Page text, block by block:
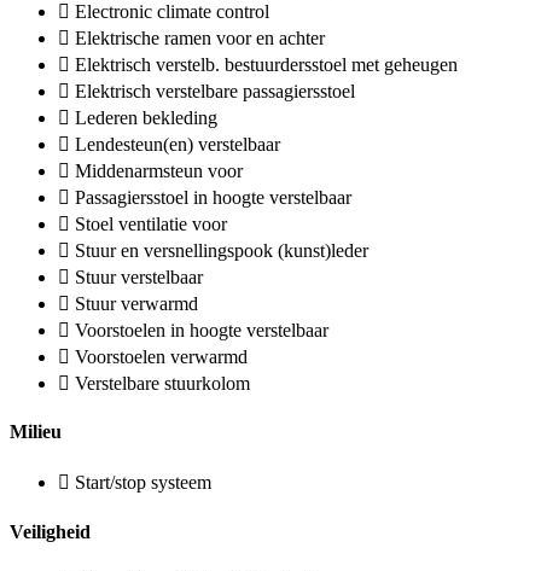
Electronic climate control
Elektrische ramen voor en achter
Elektrisch verstelb. bestuurdersstoel met geheugen
Elektrisch verstelbare passagiersstoel
Lederen bekleding
Lendesteun(en) verstelbaar
Middenarmsteun voor
Passagiersstoel in hoogte verstelbaar
Stoel ventilatie voor
Stuur en versnellingspook (kunst)leder
Stuur verstelbaar
Stuur verwarmd
Voorstoelen in hoogte verstelbaar
Voorstoelen verwarmd
Verstelbare stuurkolom
Milieu
Start/stop systeem
Veiligheid